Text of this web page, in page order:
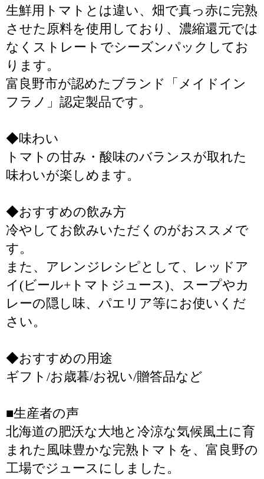
生鮮用トマトとは違い、畑で真っ赤に完熟
させた原料を使用しており、濃縮還元では
なくストレートでシーズンパックしてお
ります。
富良野市が認めたブランド「メイドイン
フラノ」認定製品です。
◆味わい
トマトの甘み・酸味のバランスが取れた
味わいが楽しめます。
◆おすすめの飲み方
冷やしてお飲みいただくのがおススメで
す。
また、アレンジレシピとして、レッドア
イ(ビール+トマトジュース)、スープやカ
レーの隠し味、パエリア等にお使いくだ
さい。
◆おすすめの用途
ギフト/お歳暮/お祝い/贈答品など
■生産者の声
北海道の肥沃な大地と冷涼な気候風土に育
まれた風味豊かな完熟トマトを、富良野の
工場でジュースにしました。